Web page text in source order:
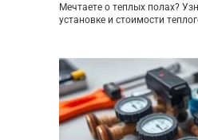
Мечтаете о теплых полах?
установке и стоимости